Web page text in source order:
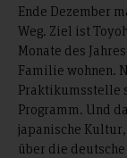
Ende Dezember
Weg. Ziel ist
Monate des
Familie wohnen.
Praktikumsstelle
Programm. Und
japanische
über die